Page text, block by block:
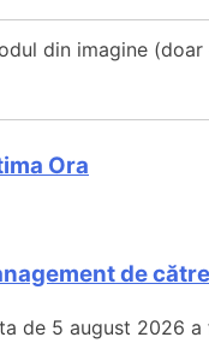
din imagine (doar
Ora
de
de 5 august 2026